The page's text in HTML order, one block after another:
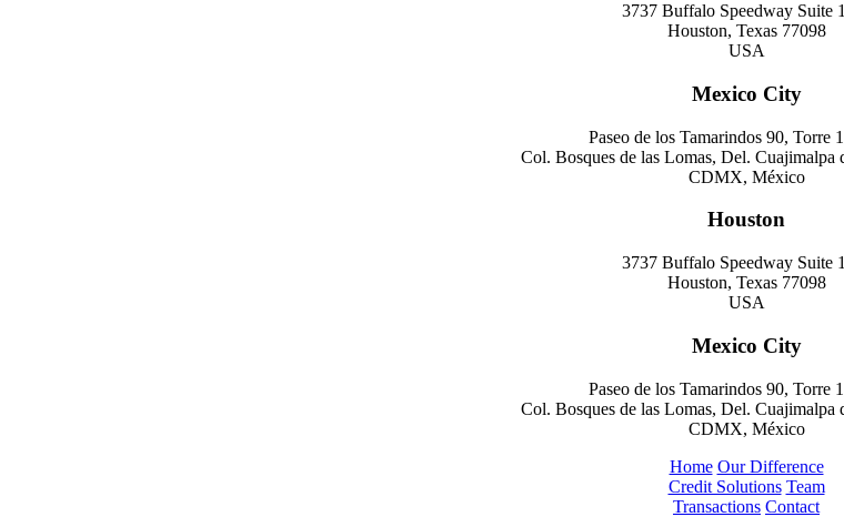
3737 Buffalo Speedway Suite
Houston, Texas 77098
USA
Mexico City
Paseo de los Tamarindos 90, Torre
Col. Bosques de las Lomas, Del. Cuajimalpa
CDMX, México
Houston
3737 Buffalo Speedway Suite
Houston, Texas 77098
USA
Mexico City
Paseo de los Tamarindos 90, Torre
Col. Bosques de las Lomas, Del. Cuajimalpa
CDMX, México
Home Our Difference
Credit Solutions Team
Transactions Contact